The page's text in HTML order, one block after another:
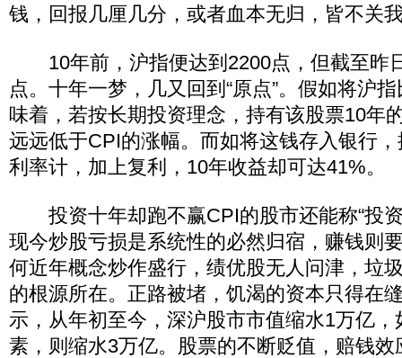
钱，回报几厘几分，或者血本无归，皆不关
10年前，沪指便达到2200点，但截至昨
点。十年一梦，几又回到“原点”。假如将沪
味着，若按长期投资理念，持有该股票10年
远远低于CPI的涨幅。而如将这钱存入银行
利率计，加上复利，10年收益却可达41%。
投资十年却跑不赢CPI的股市还能称“投资
现今炒股亏损是系统性的必然归宿，赚钱则
何近年概念炒作盛行，绩优股无人问津，垃
的根源所在。正路被堵，饥渴的资本只得在
示，从年初至今，深沪股市市值缩水1万亿
素，则缩水3万亿。股票的不断贬值，赔钱